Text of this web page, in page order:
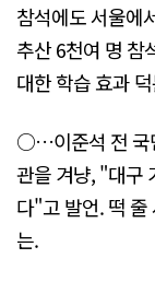
참석에도 서울에
추산 6천여 명 참
대한 학습 효과
○…이준석 전 국
관을 겨냥, "대구
다"고 발언. 떡 줄
는.